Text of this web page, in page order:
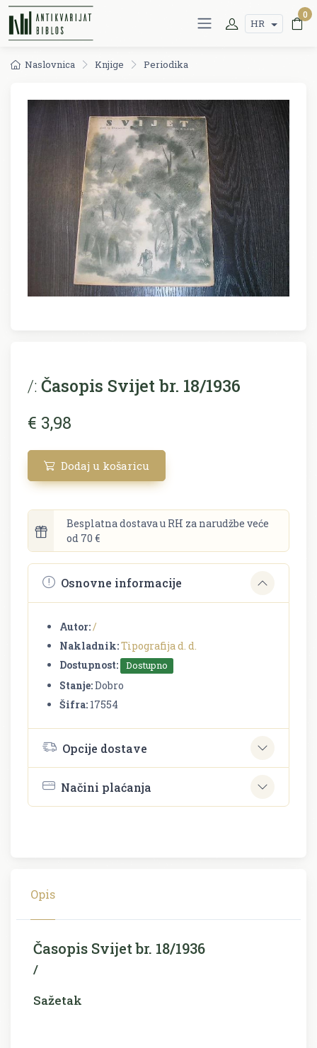
HR
0
Naslovnica Knjige Periodika
/: Časopis Svijet br. 18/1936
€ 3,98
Dodaj u košaricu
Besplatna dostava u RH za narudžbe veće
od 70 €
Osnovne informacije
Autor:/
Nakladnik:Tipografija d. d.
Dostupnost:
Dostupno
Stanje:Dobro
Šifra: 17554
Opcije dostave
Načini plaćanja
Opis
Časopis Svijet br. 18/1936
/
Sažetak